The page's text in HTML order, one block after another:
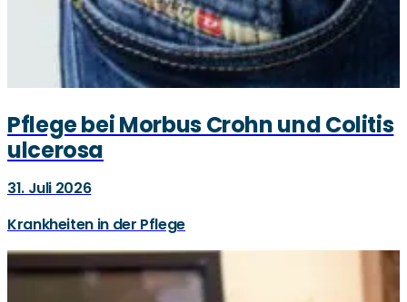
Pflege bei Morbus Crohn und Colitis
ulcerosa
31. Juli 2026
Krankheiten in der Pflege